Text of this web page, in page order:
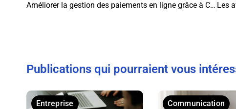
Améliorer la gestion des paiements en ligne grâce à Carte Virtualis : découvrez les astuces
Publications qui pourraient vous
Entreprise Communication